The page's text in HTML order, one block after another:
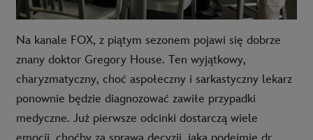
Na kanale FOX, z piątym sezonem pojawi się dobrze
znany doktor Gregory House. Ten wyjątkowy,
charyzmatyczny, choć aspołeczny i sarkastyczny lekarz
ponownie będzie diagnozować zawiłe przypadki
medyczne. Już pierwsze odcinki dostarczą wiele